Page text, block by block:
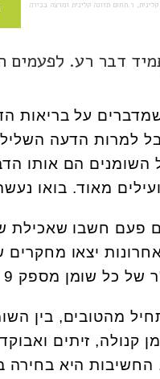
ר.תחום תזונה קלינית ומרצה בכירה
דבר רע. לפעמים
על בריאות
למרות הדעה
השומנים הם אותו
מאוד. בואו
פעם חשבו שאכילת
יצאו מחקרים
שומן מספק 9 קלוריות, אך הגישה כיום לא כמות השומן, אלא האיכות שלו.
מהטובים, בין
קנולה, זיתים
החשיבות היא